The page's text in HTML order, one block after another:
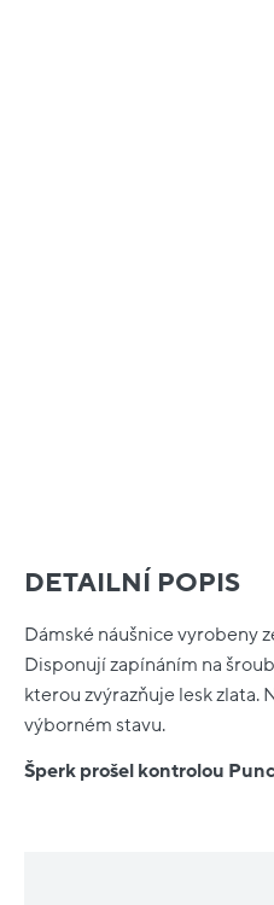
DETAILNÍ POPIS
Dámské náušnice vyrobeny
Disponují zapínáním na
kterou zvýrazňuje lesk zlata.
výborném stavu.
Šperk prošel kontrolou